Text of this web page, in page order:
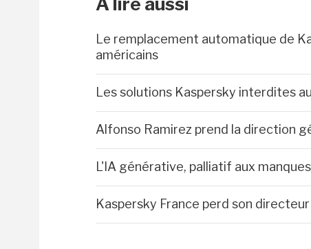
Le remplacement automatique de
américains
Les solutions Kaspersky interdites
Alfonso Ramirez prend la direction
L'IA générative, palliatif aux
Kaspersky France perd son